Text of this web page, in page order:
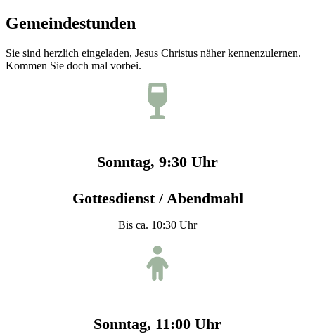
Gemeindestunden
Sie sind herzlich eingeladen, Jesus Christus näher kennenzulernen.
Kommen Sie doch mal vorbei.
Sonntag, 9:30 Uhr
Gottesdienst / Abendmahl
Bis ca. 10:30 Uhr
Sonntag, 11:00 Uhr